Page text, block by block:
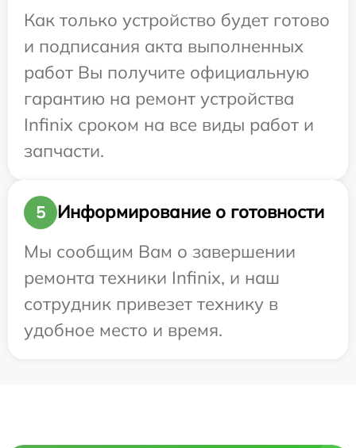
Как только устройство будет готово
и подписания акта выполненных
работ Вы получите официальную
гарантию на ремонт устройства
Infinix сроком на все виды работ и
запчасти.
5
Информирование о готовности
Мы сообщим Вам о завершении
ремонта техники Infinix, и наш
сотрудник привезет технику в
удобное место и время.